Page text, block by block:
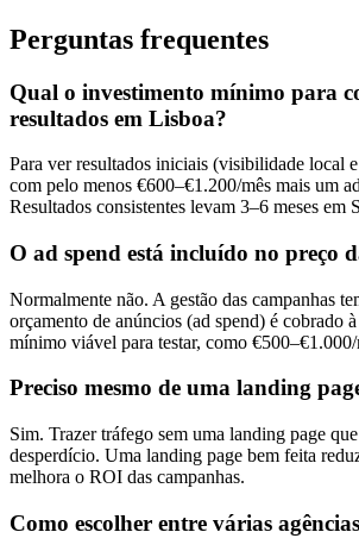
Perguntas frequentes
Qual o investimento mínimo para
resultados em Lisboa?
Para ver resultados iniciais (visibilidade local
com pelo menos €600–€1.200/mês mais um
Resultados consistentes levam 3–6 meses em
O ad spend está incluído no preço
Normalmente não. A gestão das campanhas
orçamento de anúncios (ad spend) é cobrado
mínimo viável para testar, como €500–€1.000/
Preciso mesmo de uma landing
Sim. Trazer tráfego sem uma landing page
desperdício. Uma landing page bem feita
melhora o ROI das campanhas.
Como escolher entre várias